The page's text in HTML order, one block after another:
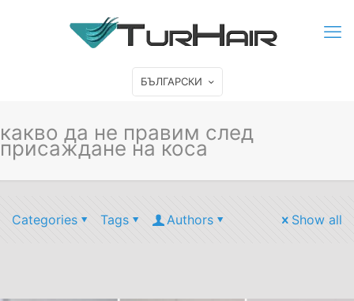
БЪЛГАРСКИ
какво да не правим след
присаждане на коса
Categories Tags Authors Show all